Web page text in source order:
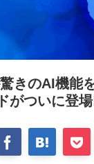
きのAI機能
がついに登